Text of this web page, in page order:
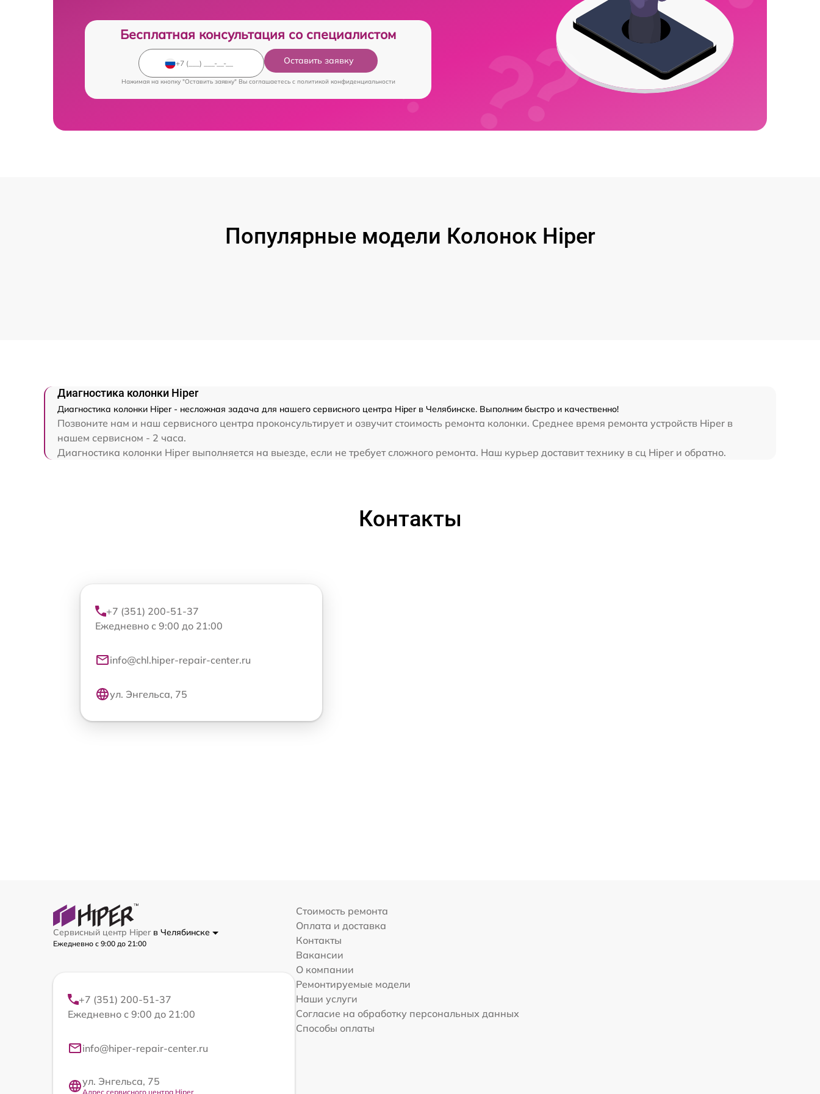
Бесплатная консультация со специалистом
Оставить заявку
Нажимая на кнопку "Оставить заявку" Вы соглашаетесь c политикой конфиденциальности
Популярные модели Колонок Hiper
Диагностика колонки Hiper
Диагностика колонки Hiper - несложная задача для нашего сервисного центра Hiper в Челябинске. Выполним быстро и качественно!
Позвоните нам и наш сервисного центра проконсультирует и озвучит стоимость ремонта колонки. Среднее время ремонта устройств Hiper в
нашем сервисном - 2 часа.
Диагностика колонки Hiper выполняется на выезде, если не требует сложного ремонта. Наш курьер доставит технику в сц Hiper и обратно.
Контакты
+7 (351) 200-51-37
Ежедневно с 9:00 до 21:00
info@chl.hiper-repair-center.ru
ул. Энгельса, 75
Сервисный центр Hiper в Челябинске
Ежедневно с 9:00 до 21:00
+7 (351) 200-51-37
Ежедневно с 9:00 до 21:00
info@hiper-repair-center.ru
ул. Энгельса, 75
Адрес сервисного центра Hiper
Стоимость ремонта
Оплата и доставка
Контакты
Вакансии
О компании
Ремонтируемые модели
Наши услуги
Согласие на обработку персональных данных
Способы оплаты